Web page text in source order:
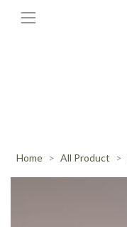
Home All Product